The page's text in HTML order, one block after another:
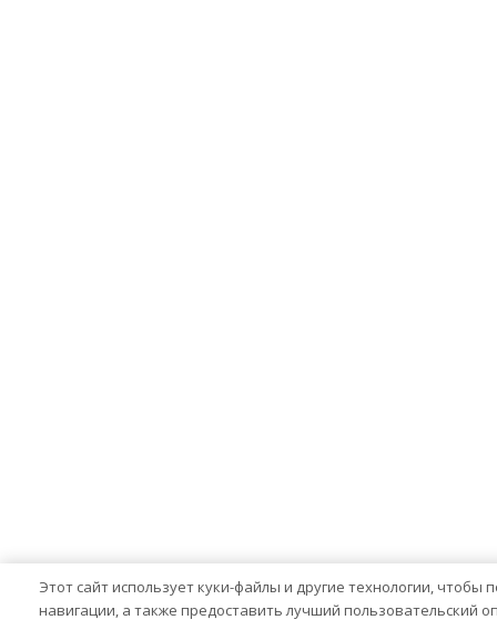
Этот сайт использует куки-файлы и другие технологии, чтобы
навигации, а также предоставить лучший пользовательский